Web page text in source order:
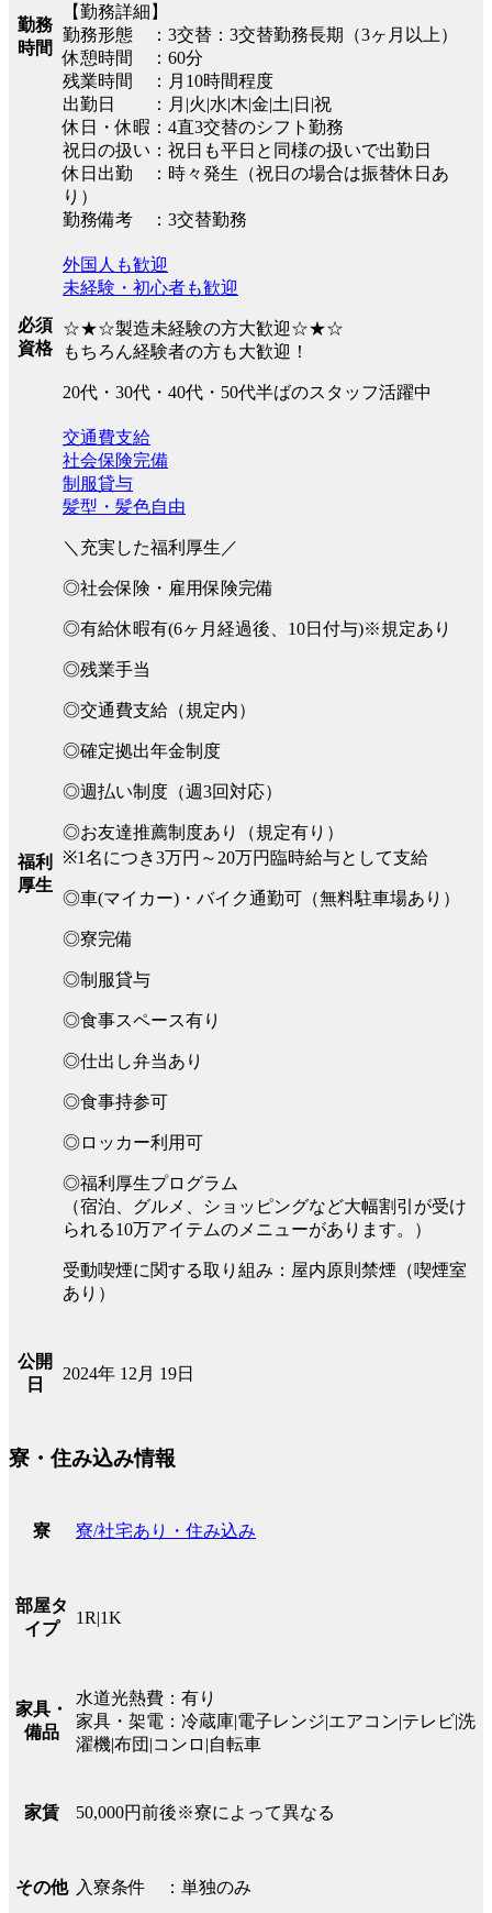
勤務
時間
【勤務詳細】
勤務形態 ：3交替：3交替勤務長期（3ヶ月以上）
休憩時間 ：60分
残業時間 ：月10時間程度
出勤日 ：月|火|水|木|金|土|日|祝
休日・休暇：4直3交替のシフト勤務
祝日の扱い：祝日も平日と同様の扱いで出勤日
休日出勤 ：時々発生（祝日の場合は振替休日あ
り）
勤務備考 ：3交替勤務
必須
資格
外国人も歓迎
未経験・初心者も歓迎
☆★☆製造未経験の方大歓迎☆★☆
もちろん経験者の方も大歓迎！
20代・30代・40代・50代半ばのスタッフ活躍中
福利
厚生
交通費支給
社会保険完備
制服貸与
髪型・髪色自由
＼充実した福利厚生／
◎社会保険・雇用保険完備
◎有給休暇有(6ヶ月経過後、10日付与)※規定あり
◎残業手当
◎交通費支給（規定内）
◎確定拠出年金制度
◎週払い制度（週3回対応）
◎お友達推薦制度あり（規定有り）
※1名につき3万円～20万円臨時給与として支給
◎車(マイカー)・バイク通勤可（無料駐車場あり）
◎寮完備
◎制服貸与
◎食事スペース有り
◎仕出し弁当あり
◎食事持参可
◎ロッカー利用可
◎福利厚生プログラム
（宿泊、グルメ、ショッピングなど大幅割引が受け
られる10万アイテムのメニューがあります。）
受動喫煙に関する取り組み：屋内原則禁煙（喫煙室
あり）
公開
日
2024年 12月 19日
寮・住み込み情報
寮 寮/社宅あり・住み込み
部屋タ
イプ
1R|1K
家具・
備品
水道光熱費：有り
家具・架電：冷蔵庫|電子レンジ|エアコン|テレビ|洗
濯機|布団|コンロ|自転車
家賃 50,000円前後※寮によって異なる
その他 入寮条件 ：単独のみ